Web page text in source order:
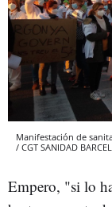
Manifestación de
/ CGT SANIDAD
Empero, "si lo